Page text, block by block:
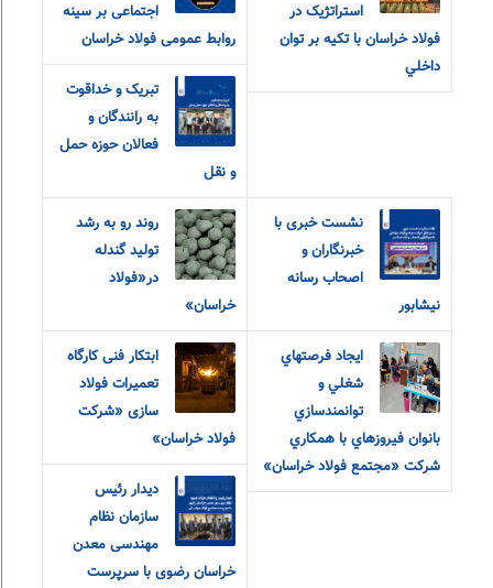
استراتژيک در
فولاد خراسان با تکيه بر توان
داخلي
اجتماعی بر سینه
روابط عمومی فولاد خراسان
تبریک و خداقوت
به رانندگان و
فعالان حوزه حمل
و نقل
نشست خبری با
خبرنگاران و
اصحاب رسانه
نیشابور
روند رو به رشد
تولید گندله
در«فولاد
خراسان»
ايجاد فرصتهاي
شغلي و
توانمندسازي
بانوان فيروزهاي با همکاري
شرکت «مجتمع فولاد خراسان»
ابتکار فنی کارگاه
تعمیرات فولاد
سازی «شرکت
فولاد خراسان»
دیدار رئیس
سازمان نظام
مهندسی معدن
خراسان رضوی با سرپرست